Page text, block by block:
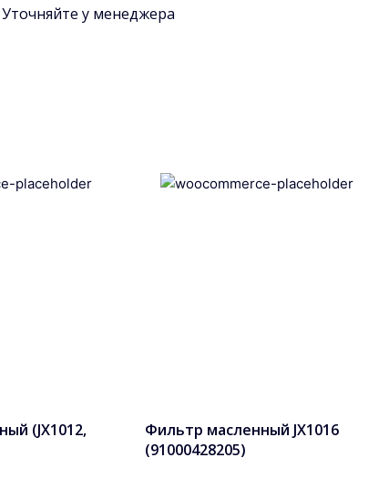
Уточняйте у менеджера
(JX1012,
Фильтр масленный JX1016
(91000428205)